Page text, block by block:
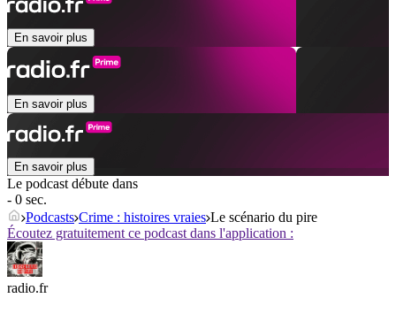
En savoir plus
En savoir plus
En savoir plus
Le podcast débute dans
- 0 sec.
Podcasts Crime : histoires vraies Le scénario du pire
Écoutez gratuitement ce podcast dans l'application :
radio.fr